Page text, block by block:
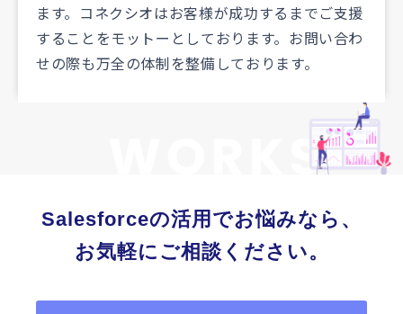
ます。コネクシオはお客様が成功するまでご支援
することをモットーとしております。お問い合わ
せの際も万全の体制を整備しております。
Salesforceの活用でお悩みなら、
お気軽にご相談ください。